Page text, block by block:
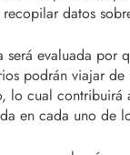
datos
será evaluada por
podrán viajar de
lo cual contribuirá
en cada uno de